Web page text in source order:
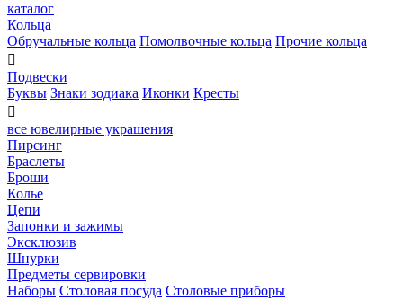
каталог
Кольца
Обручальные кольца Помолвочные кольца Прочие кольца

Подвески
Буквы Знаки зодиака Иконки Кресты

все ювелирные украшения
Пирсинг
Браслеты
Броши
Колье
Цепи
Запонки и зажимы
Эксклюзив
Шнурки
Предметы сервировки
Наборы Столовая посуда Столовые приборы